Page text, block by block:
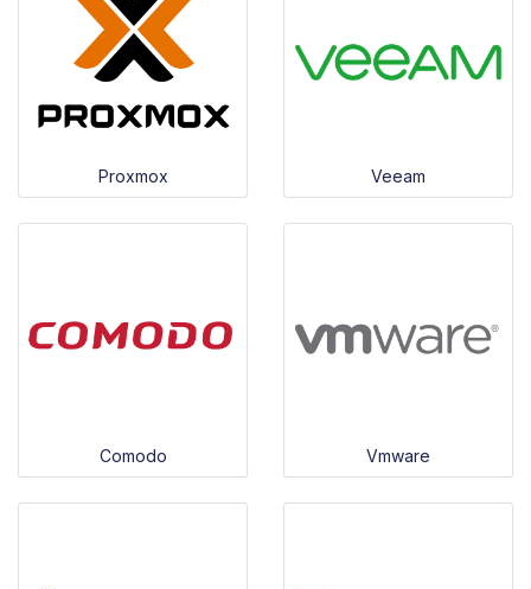
Proxmox Veeam
Comodo Vmware